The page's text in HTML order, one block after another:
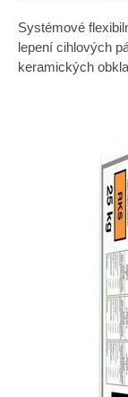
Systémové
lepení cihlových
keramických